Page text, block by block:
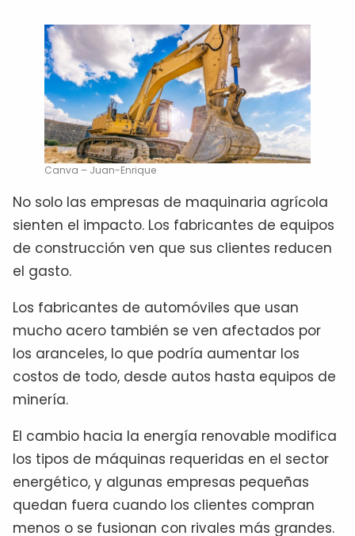
Canva – Juan-Enrique
No solo las empresas de maquinaria agrícola
sienten el impacto. Los fabricantes de equipos
de construcción ven que sus clientes reducen
el gasto.
Los fabricantes de automóviles que usan
mucho acero también se ven afectados por
los aranceles, lo que podría aumentar los
costos de todo, desde autos hasta equipos de
minería.
El cambio hacia la energía renovable modifica
los tipos de máquinas requeridas en el sector
energético, y algunas empresas pequeñas
quedan fuera cuando los clientes compran
menos o se fusionan con rivales más grandes.